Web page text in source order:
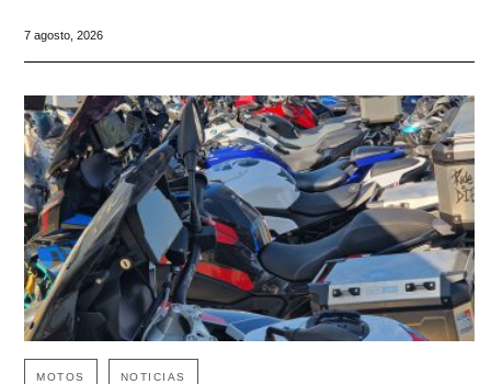
7 agosto, 2026
MOTOS NOTICIAS